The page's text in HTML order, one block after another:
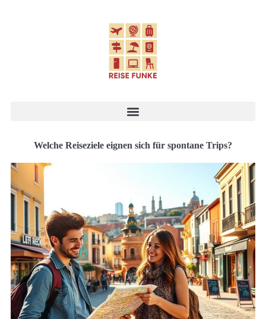
Welche Reiseziele eignen sich für spontane Trips?